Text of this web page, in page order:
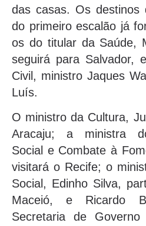
das casas. Os destinos
do primeiro escalão já
os do titular da Saúde,
seguirá para Salvador,
Civil, ministro Jaques
Luís.
O ministro da Cultura,
Aracaju; a ministra
Social e Combate à
visitará o Recife; o
Social, Edinho Silva,
Maceió, e Ricardo
Secretaria de